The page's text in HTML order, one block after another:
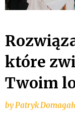
które
Twoim
by Patryk